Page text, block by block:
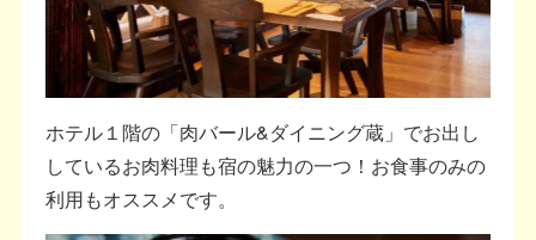
ホテル１階の「肉バール&ダイニング蔵」でお出し
しているお肉料理も宿の魅力の一つ！お食事のみの
利用もオススメです。